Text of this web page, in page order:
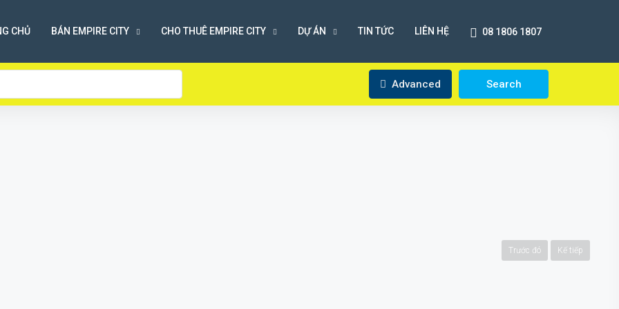
CHỦ BÁN EMPIRE CITY CHO THUÊ EMPIRE CITY DỰ ÁN TIN TỨC LIÊN HỆ 08 1806 1807
Advanced Search
Trước đó Kế tiếp